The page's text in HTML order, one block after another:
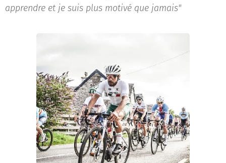
apprendre et je suis plus motivé que jamais"